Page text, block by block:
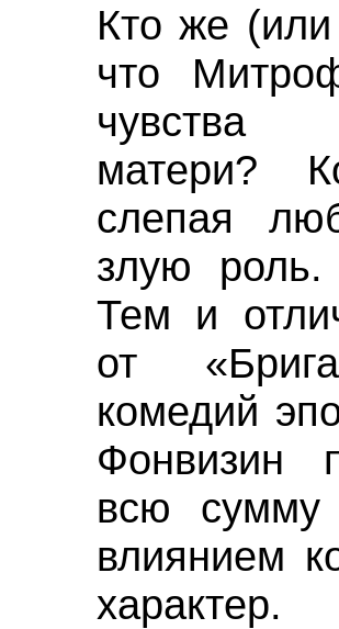
Кто же
что
чувства
матери?
слепая
злую
Тем и
от
комедий
Фонвизин
всю сумму
влиянием
характер.